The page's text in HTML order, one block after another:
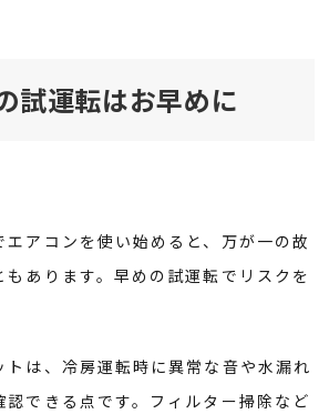
試運転はお早めに
アコンを使い始めると、万が一の故
あります。早めの試運転でリスクを
トは、冷房運転時に異常な音や水漏れ
できる点です。フィルター掃除など